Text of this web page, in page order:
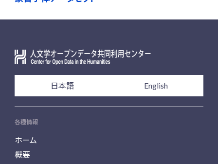
日本語 English
各種情報
ホーム
概要